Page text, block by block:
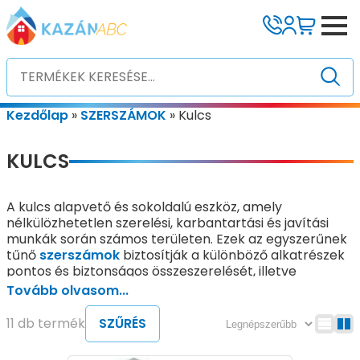
Kezdőlap » SZERSZÁMOK » Kulcs
KULCS
A kulcs alapvető és sokoldalú eszköz, amely
nélkülözhetetlen szerelési, karbantartási és javítási
munkák során számos területen. Ezek az egyszerűnek
tűnő szerszámok biztosítják a különböző alkatrészek
pontos és biztonságos összeszerelését, illetve
szétszerelését. Jelentős szerepet töltenek be például
az épületgépészetben, ahol a víz-, gáz- és
fűtésszerelésnél, valamint a csővezetékek és
berendezések karbantartásánál kiemelten fontos a
megfelelő kulcstípusok alkalmazása. Emellett az
Tovább olvasom...
11 db termék
SZŰRÉS